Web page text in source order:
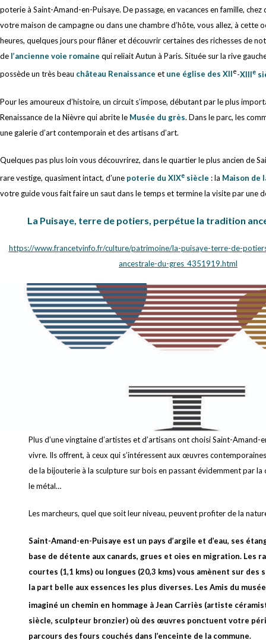
poterie à Saint-Amand-en-Puisaye. De passage, en vacances en famille, chez
votre maison de campagne ou dans une chambre d’hôte, vous allez, à cette
heures, quelques jours pour flâner et découvrir certaines des richesses de
de l’ancienne voie romaine qui reliait Autun à Paris. Située sur la rive
possède un très beau château Renaissance et une église des XIIe-XIIIe
Pour les amoureux d’histoire, un circuit s’impose, débutant par le plus
Renaissance de la Nièvre qui abrite le Musée du grès. Dans le parc, les
une galerie d’art contemporain et des artisans d’art.
Quelques pas plus loin vous découvrirez, dans le quartier le plus ancien de
rare vestige, quasiment intact, d’une poterie du XIXe siècle : la Maison de
votre guide vous fait faire un saut dans le temps et termine la visite par une
La Puisaye, terre de potiers, perpétue la tradition
https://www.francetvinfo.fr/culture/patrimoine/la-puisaye-terre-de-
ancestrale-du-gres_4351919.html
Plus d’une vingtaine d’artistes et d’artisans ont choisi Saint-Amand-
vivre. Ils offrent, à ceux qui s’intéressent aux œuvres
de la bijouterie à la sculpture sur bois en passant évidemment par la
le métal…
Les marcheurs, quel que soit leur niveau, peuvent profiter de la
Saint-Amand-en-Puisaye est un pays d’argile et d’eau, ses
base de détente aux canards, grues et oies en migration. Les
courtes (1,1 kms) ou longues (20,3 kms) vous amènent sur des
la part belle aux essences les plus diverses. Les Amis du
imaginé un chemin en hommage à Jean Carriès (artiste
siècle, sculpteur bronzier) où des œuvres ponctuent votre
parcours des fours couchés dans l’enceinte de la commune.